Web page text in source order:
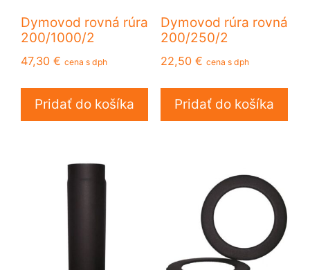
Dymovod rovná rúra
200/1000/2
47,30 € cena s dph
Pridať do košíka
Dymovod rúra rovná
200/250/2
22,50 € cena s dph
Pridať do košíka